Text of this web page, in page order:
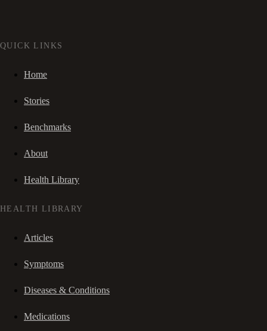
QUICK LINKS
Home
Stories
Benchmarks
About
Health Library
HEALTH LIBRARY
Articles
Symptoms
Diseases & Conditions
Medications